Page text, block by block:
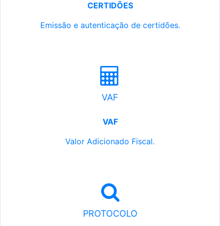
CERTIDÕES
Emissão e autenticação de certidões.
VAF
VAF
Valor Adicionado Fiscal.
PROTOCOLO